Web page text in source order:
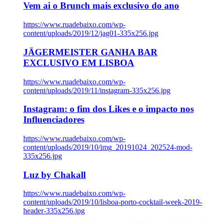
Vem ai o Brunch mais exclusivo do ano
https://www.ruadebaixo.com/wp-
content/uploads/2019/12/jag01-335x256.jpg
JÄGERMEISTER GANHA BAR
EXCLUSIVO EM LISBOA
https://www.ruadebaixo.com/wp-
content/uploads/2019/11/instagram-335x256.jpg
Instagram: o fim dos Likes e o impacto nos
Influenciadores
https://www.ruadebaixo.com/wp-
content/uploads/2019/10/img_20191024_202524-mod-
335x256.jpg
Luz by Chakall
https://www.ruadebaixo.com/wp-
content/uploads/2019/10/lisboa-porto-cocktail-week-2019-
header-335x256.jpg